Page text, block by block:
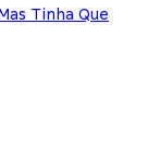
Tinha Que